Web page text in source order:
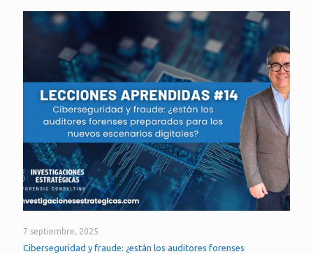
7 septiembre, 2025
Ciberseguridad y fraude: ¿están los auditores forenses